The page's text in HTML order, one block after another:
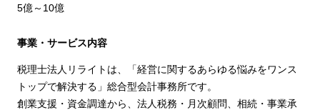
5億～10億
事業・サービス内容
税理士法人リライトは、「経営に関するあらゆる悩みをワンス
トップで解決する」総合型会計事務所です。
創業支援・資金調達から、法人税務・月次顧問、相続・事業承